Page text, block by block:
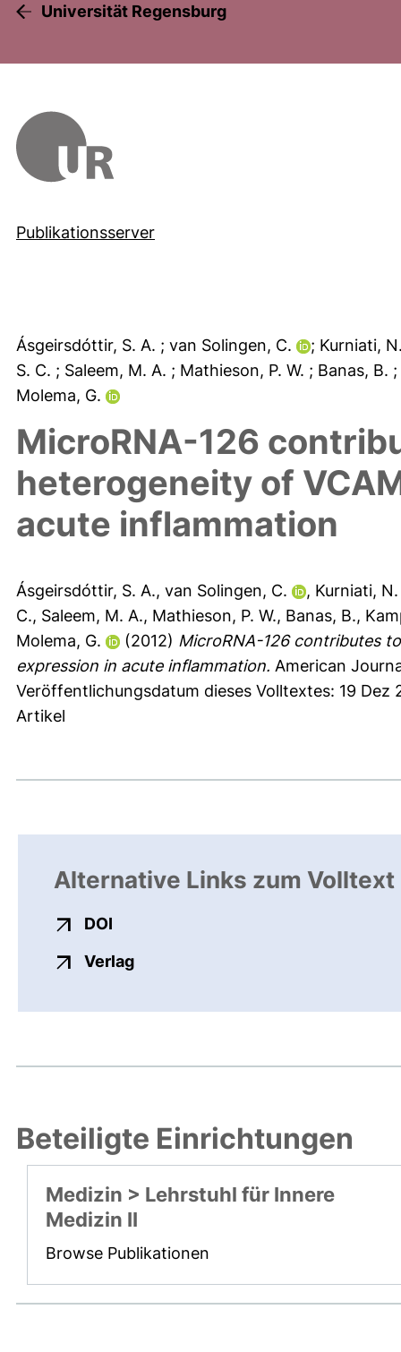
Universität Regensburg
Publikationsserver
Ásgeirsdóttir, S. A. ; van Solingen, C.
; Kurniati,
S. C. ; Saleem, M. A. ; Mathieson, P. W. ; Banas, B.
Molema, G.
MicroRNA-126
heterogeneity of
acute inflammation
Ásgeirsdóttir, S. A., van Solingen, C. , Kurniati, N.
C., Saleem, M. A., Mathieson, P. W., Banas, B.,
Molema, G.
(2012) MicroRNA-126 contributes
expression in acute inflammation. American
Veröffentlichungsdatum dieses Volltextes: 19 Dez
Artikel
Alternative Links zum Volltext
DOI
Verlagexterner Link, öffnet neues
Beteiligte Einrichtungen
Medizin > Lehrstuhl für Innere
Medizin II
Browse Publikationen